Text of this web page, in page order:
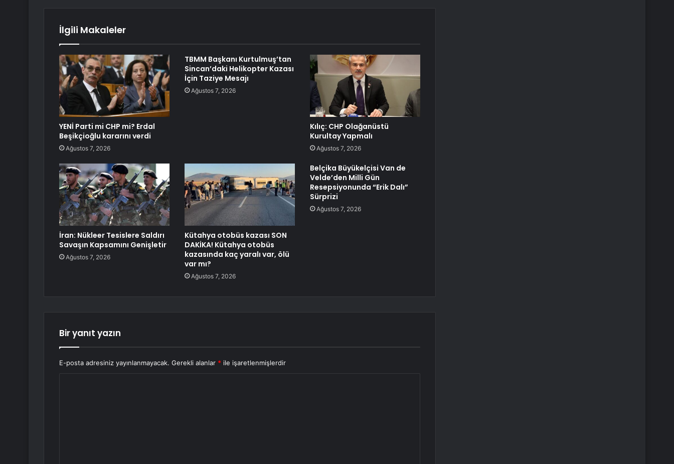
İlgili Makaleler
YENİ Parti mi CHP mi? Erdal
Beşikçioğlu kararını verdi
Ağustos 7, 2026
TBMM Başkanı Kurtulmuş’tan
Sincan’daki Helikopter Kazası
İçin Taziye Mesajı
Ağustos 7, 2026
Kılıç: CHP Olağanüstü
Kurultay Yapmalı
Ağustos 7, 2026
İran: Nükleer Tesislere Saldırı
Savaşın Kapsamını Genişletir
Ağustos 7, 2026
Kütahya otobüs kazası SON
DAKİKA! Kütahya otobüs
kazasında kaç yaralı var, ölü
var mı?
Ağustos 7, 2026
Belçika Büyükelçisi Van de
Velde’den Milli Gün
Resepsiyonunda “Erik Dalı”
Sürprizi
Ağustos 7, 2026
Bir yanıt yazın
E-posta adresiniz yayınlanmayacak. Gerekli alanlar * ile işaretlenmişlerdir